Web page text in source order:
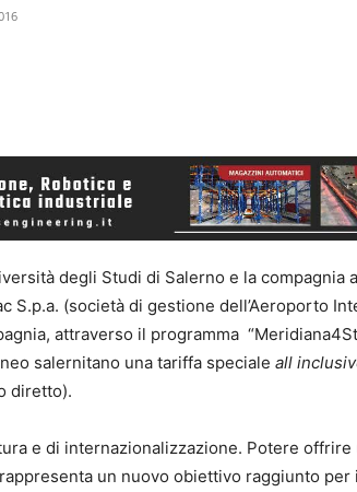
degli Studi di Salerno e la compagnia
S.p.a. (società di gestione dell’Aeroporto
attraverso il programma
salernitano una tariffa speciale all
diretto).
e di internazionalizzazione. Potere offrire
un nuovo obiettivo raggiunto